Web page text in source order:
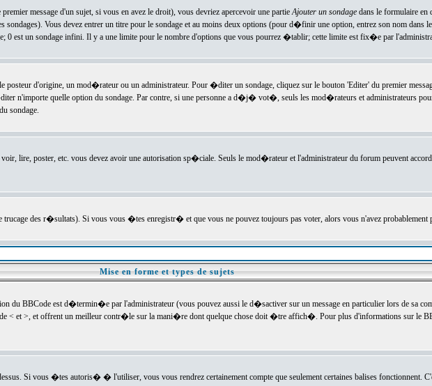
message d'un sujet, si vous en avez le droit), vous devriez apercevoir une partieAjouter un sondagedans le formulaire en
sondages). Vous devez entrer un titre pour le sondage et au moins deux options (pour d�finir une option, entrez son nom
est un sondage infini. Il y a une limite pour le nombre d'options que vous pourrez �tablir; cette limite est fix�e par
d'origine, un mod�rateur ou un administrateur. Pour �diter un sondage, cliquez sur le bouton 'Editer' du premier
n'importe quelle option du sondage. Par contre, si une personne a d�j� vot�, seuls les mod�rateurs et administrateurs
sondage.
lire, poster, etc. vous devez avoir une autorisation sp�ciale. Seuls le mod�rateur et l'administrateur du forum peuvent
des r�sultats). Si vous vous �tes enregistr� et que vous ne pouvez toujours pas voter, alors vous n'avez
Mise en forme et types de sujets
BBCode est d�termin�e par l'administrateur (vous pouvez aussi le d�sactiver sur un message en particulier lors de sa
< et >, et offrent un meilleur contr�le sur la mani�re dont quelque chose doit �tre affich�. Pour plus d'informations sur le
Si vous �tes autoris� � l'utiliser, vous vous rendrez certainement compte que seulement certaines balises fonctionnent.